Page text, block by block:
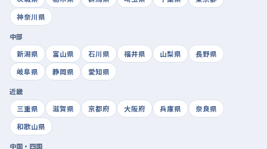
神奈川県
中部
新潟県
富山県 石川県 福井県 山梨県
長野県
岐阜県
静岡県 愛知県
近畿
三重県
滋賀県 京都府 大阪府 兵庫県
奈良県
和歌山県
中国・四国